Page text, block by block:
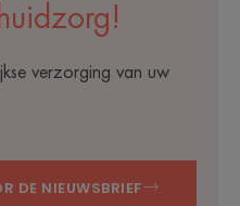
verzorging van uw
DE NIEUWSBRIEF